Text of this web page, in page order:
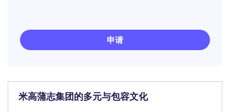
申请
米高蒲志集团的多元与包容文化